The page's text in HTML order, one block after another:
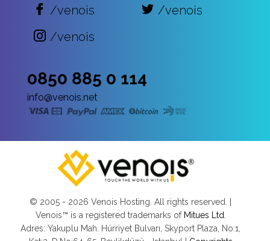
/venois
/venois
/venois
0850 885 0 114
info@venois.net
© 2005 - 2026 Venois Hosting. All rights reserved. |
Venois™ is a registered trademarks of Mitues Ltd.
Adres: Yakuplu Mah. Hürriyet Bulvarı, Skyport Plaza, No:1,